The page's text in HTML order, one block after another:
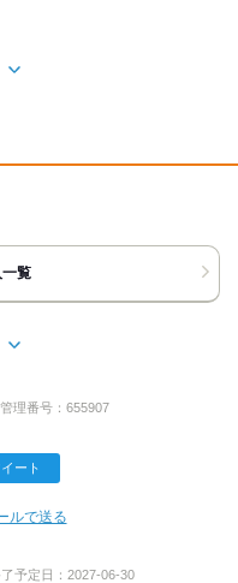
ます！
だけましたら
覧
店経営の企画コンサルタ
管理番号： 655907
ート
ルで送る
予定日： 2027-06-30